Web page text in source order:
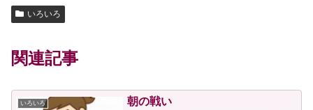
いろいろ
関連記事
いろいろ 朝の戦い